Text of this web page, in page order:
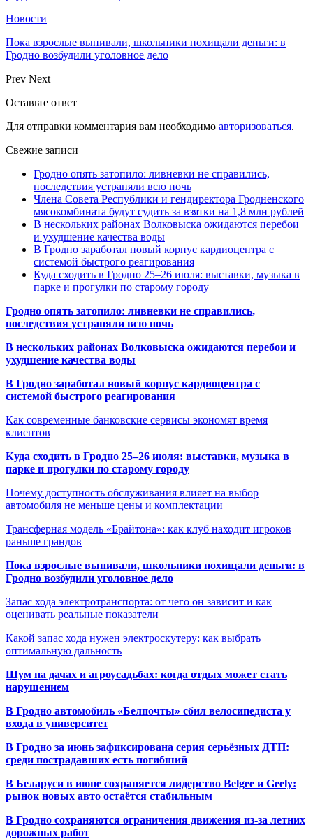
Новости
Пока взрослые выпивали, школьники похищали деньги: в
Гродно возбудили уголовное дело
Prev Next
Оставьте ответ
Для отправки комментария вам необходимо авторизоваться.
Свежие записи
Гродно опять затопило: ливневки не справились,
последствия устраняли всю ночь
Члена Совета Республики и гендиректора Гродненского
мясокомбината будут судить за взятки на 1,8 млн рублей
В нескольких районах Волковыска ожидаются перебои
и ухудшение качества воды
В Гродно заработал новый корпус кардиоцентра с
системой быстрого реагирования
Куда сходить в Гродно 25–26 июля: выставки, музыка в
парке и прогулки по старому городу
Гродно опять затопило: ливневки не справились,
последствия устраняли всю ночь
В нескольких районах Волковыска ожидаются перебои и
ухудшение качества воды
В Гродно заработал новый корпус кардиоцентра с
системой быстрого реагирования
Как современные банковские сервисы экономят время
клиентов
Куда сходить в Гродно 25–26 июля: выставки, музыка в
парке и прогулки по старому городу
Почему доступность обслуживания влияет на выбор
автомобиля не меньше цены и комплектации
Трансферная модель «Брайтона»: как клуб находит игроков
раньше грандов
Пока взрослые выпивали, школьники похищали деньги: в
Гродно возбудили уголовное дело
Запас хода электротранспорта: от чего он зависит и как
оценивать реальные показатели
Какой запас хода нужен электроскутеру: как выбрать
оптимальную дальность
Шум на дачах и агроусадьбах: когда отдых может стать
нарушением
В Гродно автомобиль «Белпочты» сбил велосипедиста у
входа в университет
В Гродно за июнь зафиксирована серия серьёзных ДТП:
среди пострадавших есть погибший
В Беларуси в июне сохраняется лидерство Belgee и Geely:
рынок новых авто остаётся стабильным
В Гродно сохраняются ограничения движения из-за летних
дорожных работ